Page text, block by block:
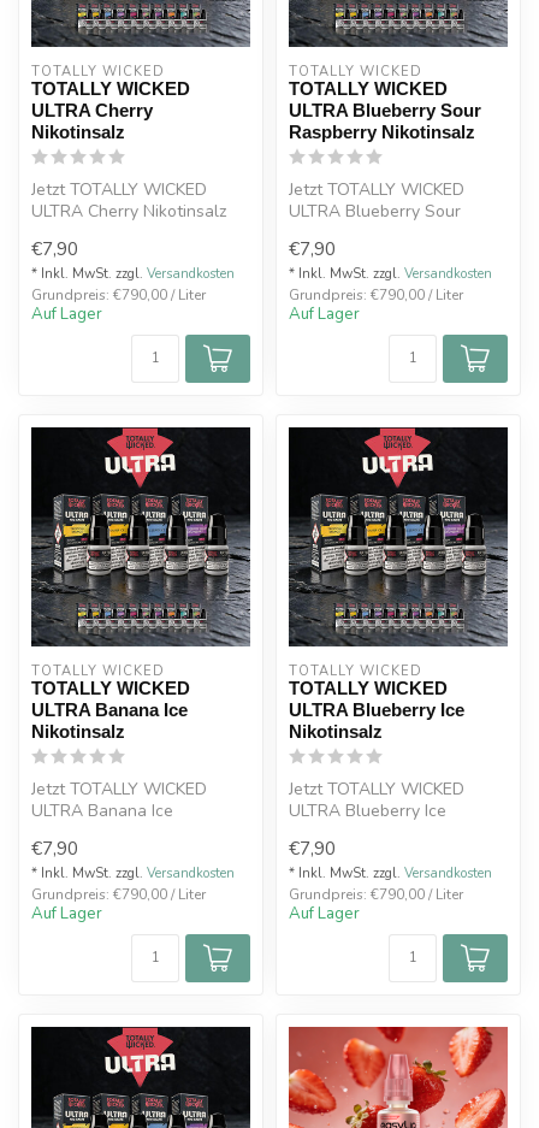
TOTALLY WICKED
TOTALLY WICKED
ULTRA Cherry
Nikotinsalz
Jetzt TOTALLY WICKED
ULTRA Cherry Nikotinsalz
kaufen. Inte...
€7,90
* Inkl. MwSt. zzgl. Versandkosten
Grundpreis: €790,00 / Liter
Auf Lager
TOTALLY WICKED
TOTALLY WICKED
ULTRA Blueberry Sour
Raspberry Nikotinsalz
Jetzt TOTALLY WICKED
ULTRA Blueberry Sour
8 ml mit ...
€7,90
* Inkl. MwSt. zzgl. Versandkosten
Grundpreis: €790,00 / Liter
Auf Lager
TOTALLY WICKED
TOTALLY WICKED
ULTRA Banana Ice
Nikotinsalz
Jetzt TOTALLY WICKED
ULTRA Banana Ice
20 mg kaufen. ...
€7,90
* Inkl. MwSt. zzgl. Versandkosten
Grundpreis: €790,00 / Liter
Auf Lager
TOTALLY WICKED
TOTALLY WICKED
ULTRA Blueberry Ice
Nikotinsalz
Jetzt TOTALLY WICKED
ULTRA Blueberry Ice
20 mg kaufe...
€7,90
* Inkl. MwSt. zzgl. Versandkosten
Grundpreis: €790,00 / Liter
Auf Lager